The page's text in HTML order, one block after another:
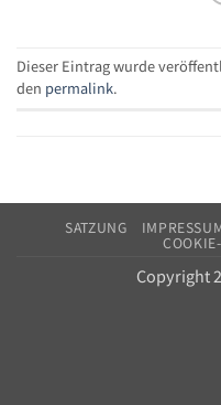
Dieser Eintrag wurde
den permalink.
SATZUNG
Copyright